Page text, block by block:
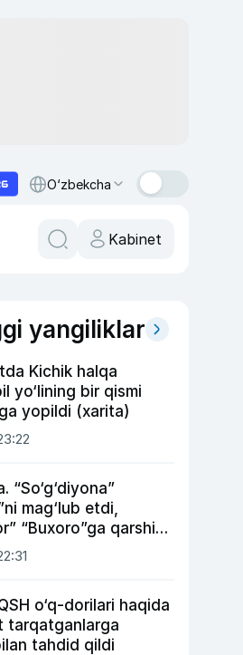
O‘zbekcha
Kabinet
yangiliklar
Kichik halqa
yo‘lining bir qismi
yopildi (xarita)
“So‘g‘diyona”
mag‘lub etdi,
“Buxoro”ga qarshi
qo‘ldan
o‘q-dorilari haqida
tarqatganlarga
tahdid qildi